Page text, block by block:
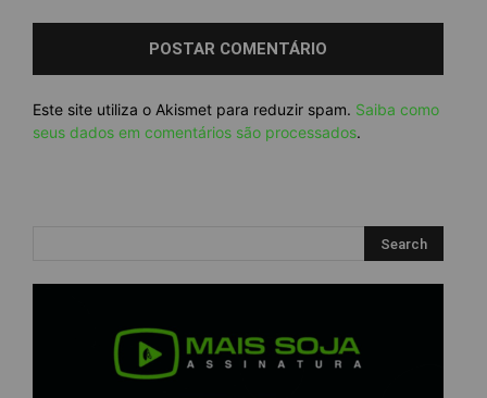
Este site utiliza o Akismet para reduzir spam. Saiba como
seus dados em comentários são processados.